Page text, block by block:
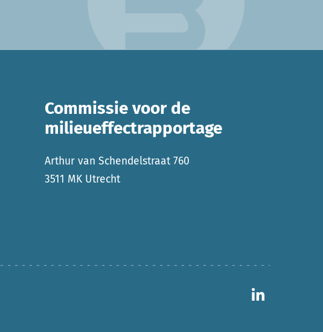
Commissie voor de
milieueffectrapportage
Arthur van Schendelstraat 760
3511 MK Utrecht
Ga naar